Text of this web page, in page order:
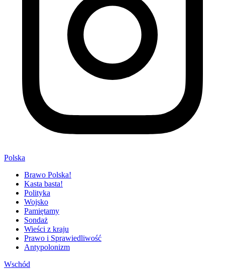
Polska
Brawo Polska!
Kasta basta!
Polityka
Wojsko
Pamiętamy
Sondaż
Wieści z kraju
Prawo i Sprawiedliwość
Antypolonizm
Wschód